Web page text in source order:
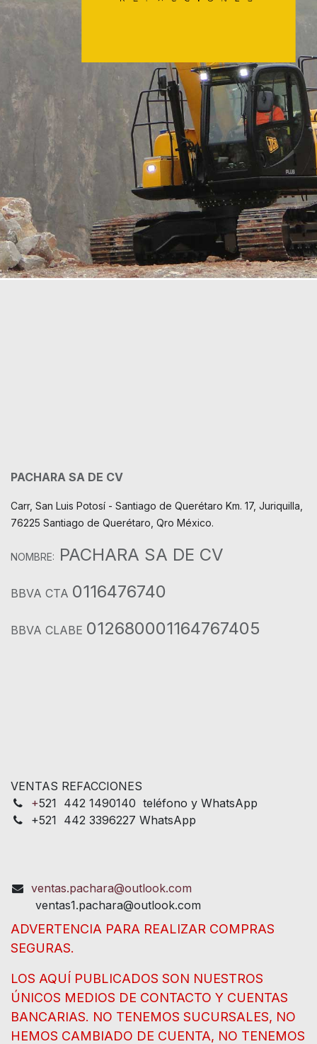
PACHARA SA DE CV
Carr, San Luis Potosí - Santiago de Querétaro Km. 17, Juriquilla,
76225 Santiago de Querétaro, Qro México.
NOMBRE: PACHARA SA DE CV
BBVA CTA 0116476740
BBVA CLABE 012680001164767405
VENTAS REFACCIONES
+521 442 1490140 teléfono y WhatsApp
+521 442 3396227 WhatsApp
ventas.pachara@outlook.com
ventas1.pachara@outlook.com
ADVERTENCIA PARA REALIZAR COMPRAS
SEGURAS.
LOS AQUÍ PUBLICADOS SON NUESTROS
ÚNICOS MEDIOS DE CONTACTO Y CUENTAS
BANCARIAS. NO TENEMOS SUCURSALES, NO
HEMOS CAMBIADO DE CUENTA, NO TENEMOS